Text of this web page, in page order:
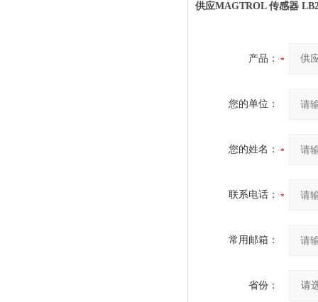
供应MAGTROL 传感器
产品：
您的单位：
您的姓名：
联系电话：
常用邮箱：
省份：